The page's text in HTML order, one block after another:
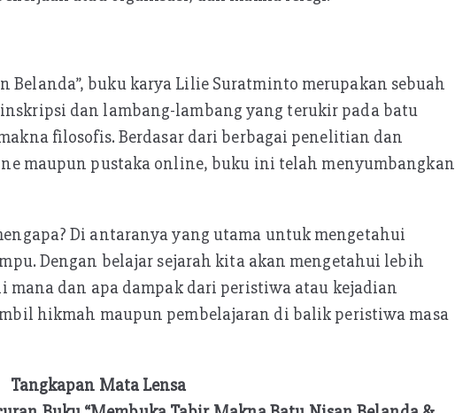
Belanda”, buku karya Lilie Suratminto merupakan sebuah
dan lambang-lambang yang terukir pada batu
filosofis. Berdasar dari berbagai penelitian dan
maupun pustaka online, buku ini telah menyumbangkan
Di antaranya yang utama untuk mengetahui
Dengan belajar sejarah kita akan mengetahui lebih
mana dan apa dampak dari peristiwa atau kejadian
hikmah maupun pembelajaran di balik peristiwa masa
Tangkapan Mata Lensa